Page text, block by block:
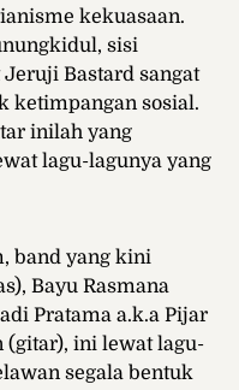
kekuasaan.
sisi
Bastard sangat
ketimpangan sosial.
inilah yang
lagu-lagunya yang
band yang kini
Bayu Rasmana
Pratama a.k.a Pijar
ini lewat lagu-
segala bentuk